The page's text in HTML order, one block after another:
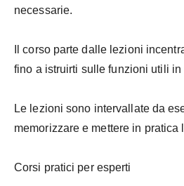
necessarie.
Il corso parte dalle lezioni
fino a istruirti sulle funzioni utili
Le lezioni sono intervallate da
memorizzare e mettere in pratica
Corsi pratici per esperti